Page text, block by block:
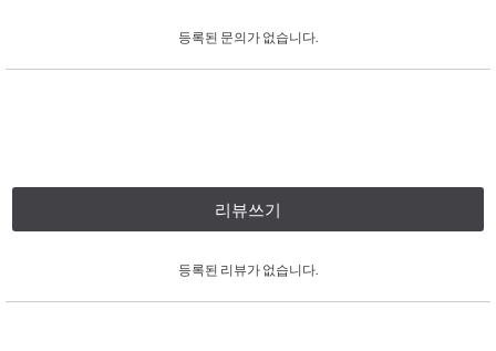
등록된 문의가 없습니다.
리뷰쓰기
등록된 리뷰가 없습니다.